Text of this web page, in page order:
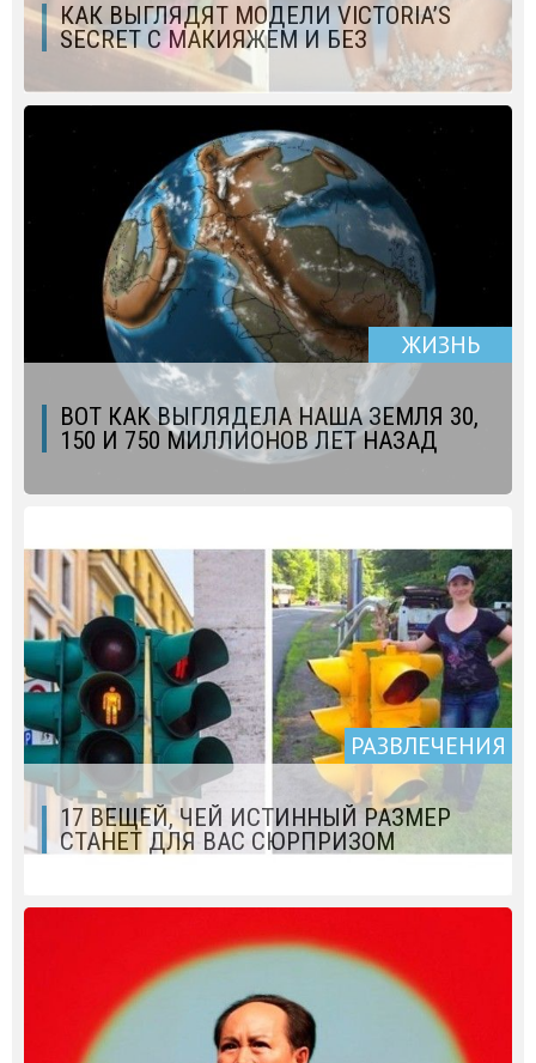
КАК ВЫГЛЯДЯТ МОДЕЛИ VICTORIA’S
SECRET С МАКИЯЖЕМ И БЕЗ
ЖИЗНЬ
ВОТ КАК ВЫГЛЯДЕЛА НАША ЗЕМЛЯ 30,
150 И 750 МИЛЛИОНОВ ЛЕТ НАЗАД
РАЗВЛЕЧЕНИЯ
17 ВЕЩЕЙ, ЧЕЙ ИСТИННЫЙ РАЗМЕР
СТАНЕТ ДЛЯ ВАС СЮРПРИЗОМ